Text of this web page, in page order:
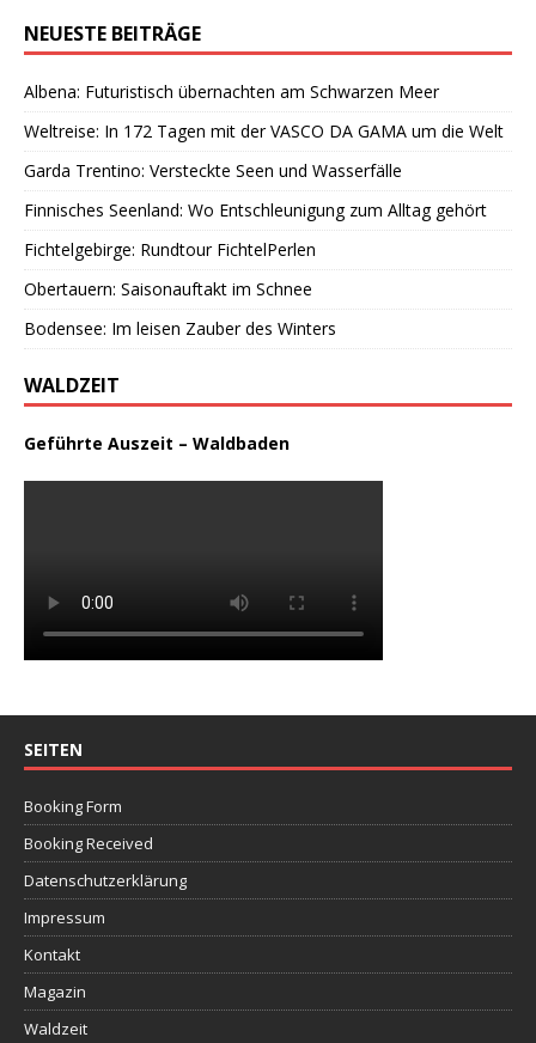
NEUESTE BEITRÄGE
Albena: Futuristisch übernachten am Schwarzen Meer
Weltreise: In 172 Tagen mit der VASCO DA GAMA um die Welt
Garda Trentino: Versteckte Seen und Wasserfälle
Finnisches Seenland: Wo Entschleunigung zum Alltag gehört
Fichtelgebirge: Rundtour FichtelPerlen
Obertauern: Saisonauftakt im Schnee
Bodensee: Im leisen Zauber des Winters
WALDZEIT
Geführte Auszeit – Waldbaden
SEITEN
Booking Form
Booking Received
Datenschutzerklärung
Impressum
Kontakt
Magazin
Waldzeit